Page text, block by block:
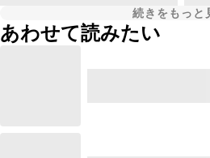
続きをもっと
あわせて読みたい